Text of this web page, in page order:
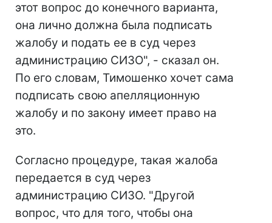
этот вопрос до конечного варианта,
она лично должна была подписать
жалобу и подать ее в суд через
администрацию СИЗО", - сказал он.
По его словам, Тимошенко хочет сама
подписать свою апелляционную
жалобу и по закону имеет право на
это.
Согласно процедуре, такая жалоба
передается в суд через
администрацию СИЗО. "Другой
вопрос, что для того, чтобы она